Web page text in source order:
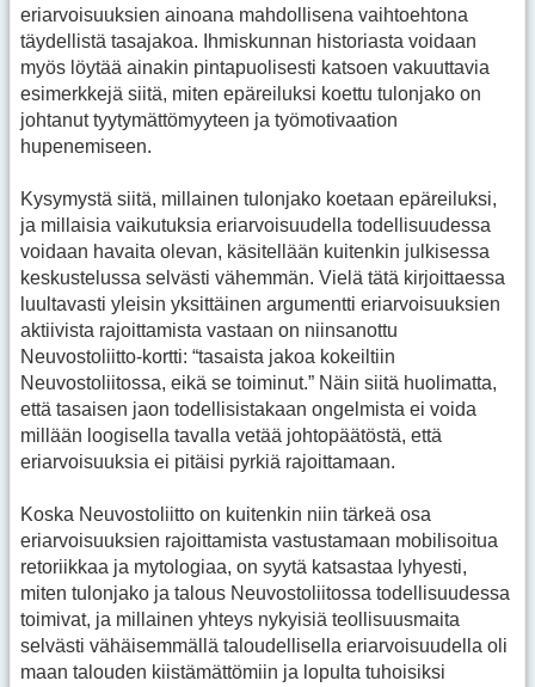
eriarvoisuuksien ainoana mahdollisena vaihtoehtona
täydellistä tasajakoa. Ihmiskunnan historiasta voidaan
myös löytää ainakin pintapuolisesti katsoen vakuuttavia
esimerkkejä siitä, miten epäreiluksi koettu tulonjako on
johtanut tyytymättömyyteen ja työmotivaation
hupenemiseen.
Kysymystä siitä, millainen tulonjako koetaan epäreiluksi,
ja millaisia vaikutuksia eriarvoisuudella todellisuudessa
voidaan havaita olevan, käsitellään kuitenkin julkisessa
keskustelussa selvästi vähemmän. Vielä tätä kirjoittaessa
luultavasti yleisin yksittäinen argumentti eriarvoisuuksien
aktiivista rajoittamista vastaan on niinsanottu
Neuvostoliitto-kortti: “tasaista jakoa kokeiltiin
Neuvostoliitossa, eikä se toiminut.” Näin siitä huolimatta,
että tasaisen jaon todellisistakaan ongelmista ei voida
millään loogisella tavalla vetää johtopäätöstä, että
eriarvoisuuksia ei pitäisi pyrkiä rajoittamaan.
Koska Neuvostoliitto on kuitenkin niin tärkeä osa
eriarvoisuuksien rajoittamista vastustamaan mobilisoitua
retoriikkaa ja mytologiaa, on syytä katsastaa lyhyesti,
miten tulonjako ja talous Neuvostoliitossa todellisuudessa
toimivat, ja millainen yhteys nykyisiä teollisuusmaita
selvästi vähäisemmällä taloudellisella eriarvoisuudella oli
maan talouden kiistämättömiin ja lopulta tuhoisiksi